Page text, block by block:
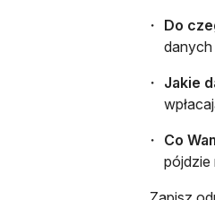
Do
danych
Jakie
Co
pójdzie